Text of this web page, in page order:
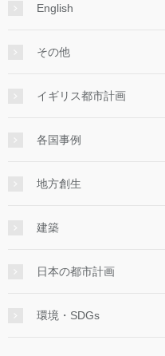
English
その他
イギリス都市計画
各国事例
地方創生
建築
日本の都市計画
環境・SDGs